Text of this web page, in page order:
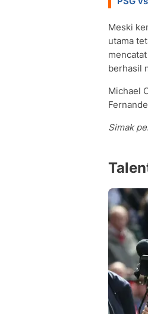
Meski
utama
berhasil
Michael
Simak